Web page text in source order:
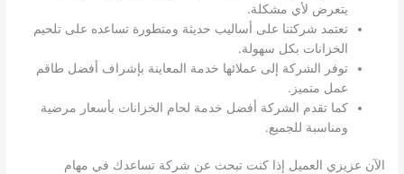
يتعرض لأي مشكلة.
تعتمد شركتنا على أساليب حديثة ومتطورة تساعده على تلحيم
الخزانات بكل سهولة.
توفر الشركة إلى عملائها خدمة المعاينة بإشراف أفضل طاقم
عمل متميز.
كما تقدم الشركة أفضل خدمة لحام الخزانات بأسعار مرضية
ومناسبة للجميع.
الآن عزيزي العميل إذا كنت تبحث عن شركة تساعدك في مهام